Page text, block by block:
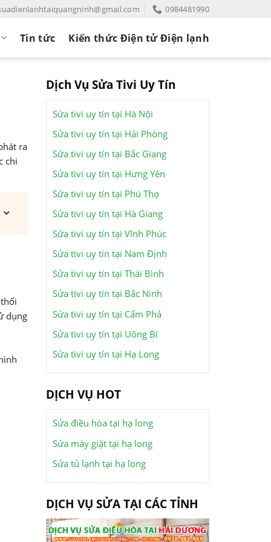
0984481990
Tin tức Kiến thức Điện tử Điện lạnh
ra
chi
dụng
Dịch Vụ Sửa Tivi Uy Tín
Sửa tivi uy tín tại Hà Nội
Sửa tivi uy tín tại Hải Phòng
Sửa tivi uy tín tại Bắc Giang
Sửa tivi uy tín tại Hưng Yên
Sửa tivi uy tín tại Phú Thọ
Sửa tivi uy tín tại Hà Giang
Sửa tivi uy tín tại Vĩnh Phúc
Sửa tivi uy tín tại Nam Định
Sửa tivi uy tín tại Thái Bình
Sửa tivi uy tín tại Bắc Ninh
Sửa tivi uy tín tại Cẩm Phả
Sửa tivi uy tín tại Uông Bí
Sửa tivi uy tín tại Hạ Long
DỊCH VỤ HOT
Sửa điều hòa tại hạ long
Sửa máy giặt tại hạ long
Sửa tủ lạnh tại hạ long
DỊCH VỤ SỬA TẠI CÁC TỈNH